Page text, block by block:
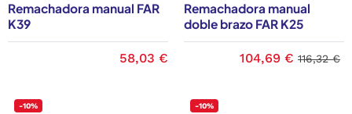
Remachadora manual FAR
K39
58,03 €
Remachadora manual
doble brazo FAR K25
104,69 € 116,32 €
-10% -10%